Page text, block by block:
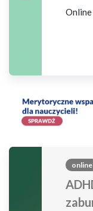
Online
online